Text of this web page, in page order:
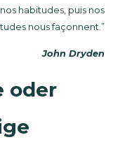
habitudes, puis nos
nous façonnent.”
John Dryden
oder